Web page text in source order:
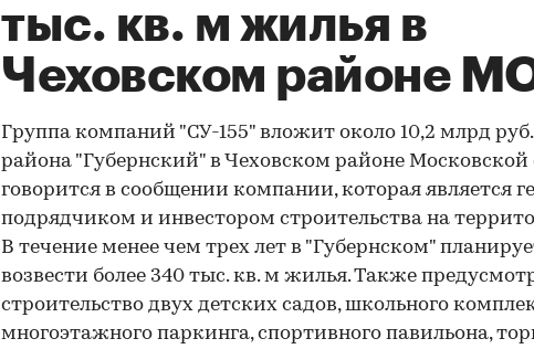
тыс. кв. м жилья в
Чеховском районе
Группа компаний "СУ-155" вложит около 10,2 млрд
района "Губернский" в Чеховском районе Московской
говорится в сообщении компании, которая является
подрядчиком и инвестором строительства на
В течение менее чем трех лет в "Губернском"
возвести более 340 тыс. кв. м жилья. Также
строительство двух детских садов, школьного
многоэтажного паркинга, спортивного павильона,